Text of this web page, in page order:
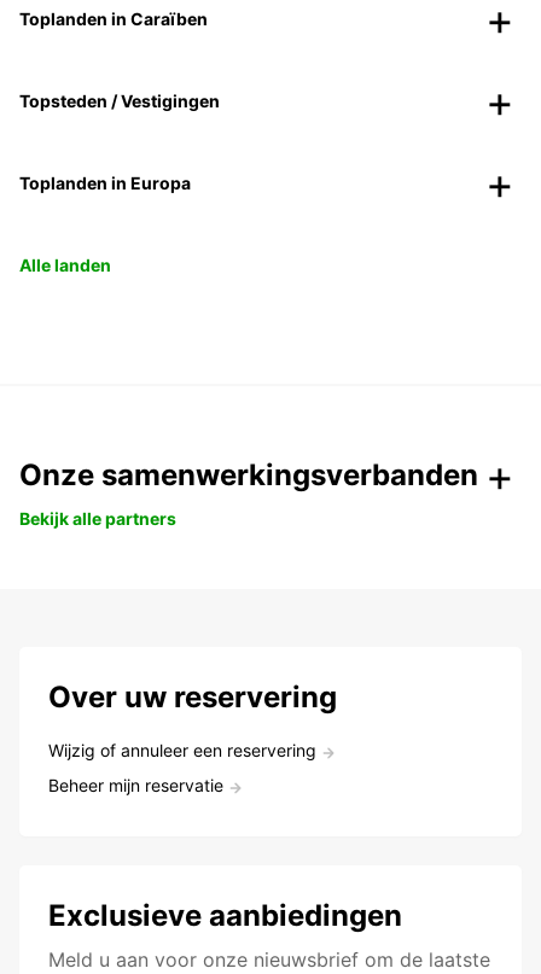
Toplanden in Caraïben
Topsteden / Vestigingen
Toplanden in Europa
Alle landen
Onze samenwerkingsverbanden
Bekijk alle partners
Over uw reservering
Wijzig of annuleer een reservering
Beheer mijn reservatie
Exclusieve aanbiedingen
Meld u aan voor onze nieuwsbrief om de laatste